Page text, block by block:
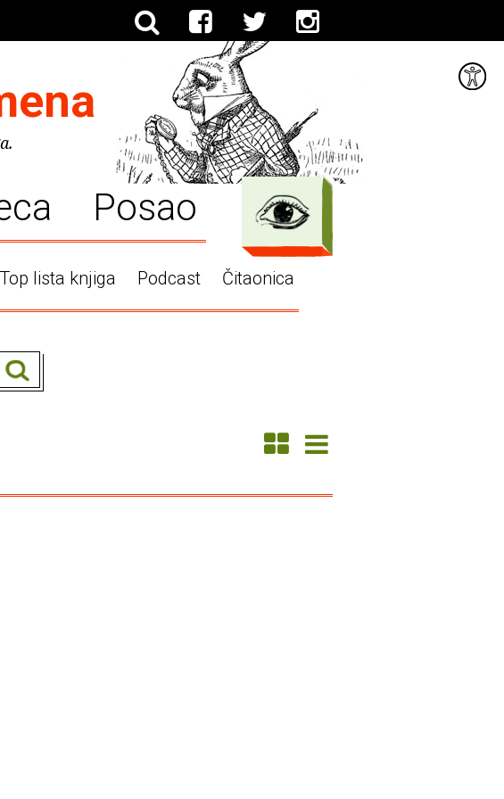
Posao
Top lista knjiga Podcast Čitaonica